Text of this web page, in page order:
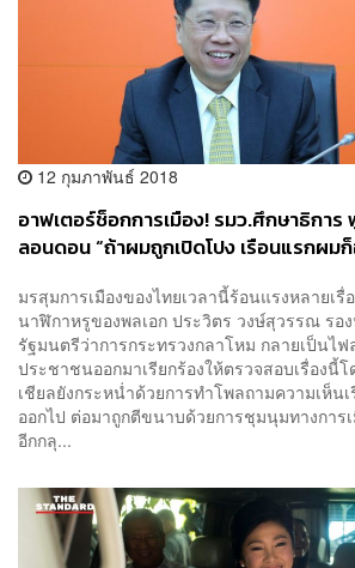
12 กุมภาพันธ์ 2018
อาฟเตอร์ช็อกการเมือง! รมว.ศึกษาธิกา
ลอนดอน “ถ้าผมถูกเปิดโปง เรือนแรกผม
มรสุมการเมืองของไทยเวลานี้ร้อนแรงหลายเ
นาฬิกาหรูของพลเอก ประวิตร วงษ์สุวรรณ รอ
รัฐมนตรีว่าการกระทรวงกลาโหม กลายเป็นไ
ประชาชนออกมาเรียกร้องให้ตรวจสอบเรื่องนี้
เชียลยังกระหน่ำด้วยการทำโพลถามความเห็น
ออกไป ต่อมาถูกตีขนาบด้วยการชุมนุมทางการ
อีกกลุ...